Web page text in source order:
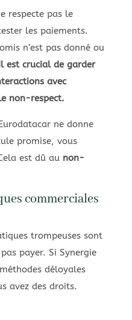
respecte pas le
les paiements.
n’est pas donné ou
est crucial de garder
avec
non-respect.
ne donne
promise, vous
est dû au non-
commerciales
trompeuses sont
payer. Si Synergie
déloyales
avez des droits.